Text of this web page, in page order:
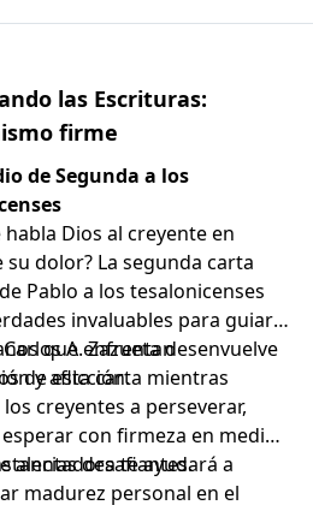
las Escrituras:
firme
de Segunda a los
habla Dios al creyente en
su dolor? La segunda carta
Pablo a los tesalonicenses
invaluables para guiar a
que enfrentan
y aflicción.
A. Zazueta desenvuelve
de esta carta mientras
creyentes a perseverar,
con firmeza en medio
desafiantes.
alentadora te ayudará a
madurez personal en el